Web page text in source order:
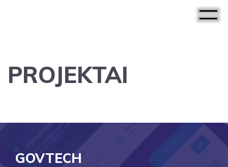
PROJEKTAI
GOVTECH